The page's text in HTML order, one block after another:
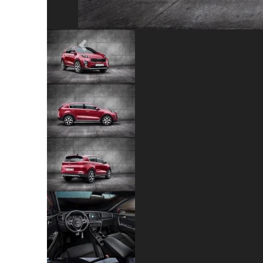
Previous